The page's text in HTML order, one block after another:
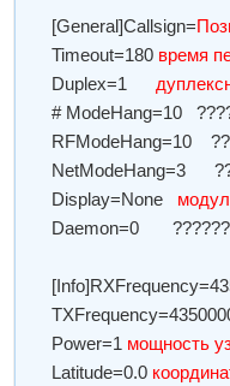
[General]Callsign=
Timeout=180 время
Duplex=1
# ModeHang=10
RFModeHang=10
NetModeHang=3
Display=None
Daemon=0 ??????
Power=1 мощность
Latitude=0.0